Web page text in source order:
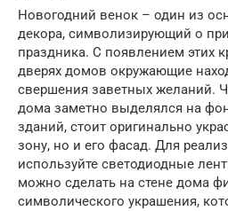
Новогодний венок – один из
декора, символизирующий о
праздника. С появлением этих
дверях домов окружающие
свершения заветных желаний.
дома заметно выделялся на
зданий, стоит оригинально
зону, но и его фасад. Для
используйте светодиодные
можно сделать на стене дома
символического украшения,